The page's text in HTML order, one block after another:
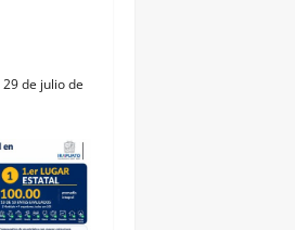
29 de julio de